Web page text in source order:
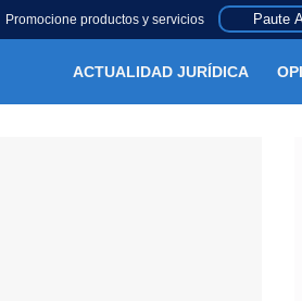
Promocione productos y servicios Paute
ACTUALIDAD JURÍDICA